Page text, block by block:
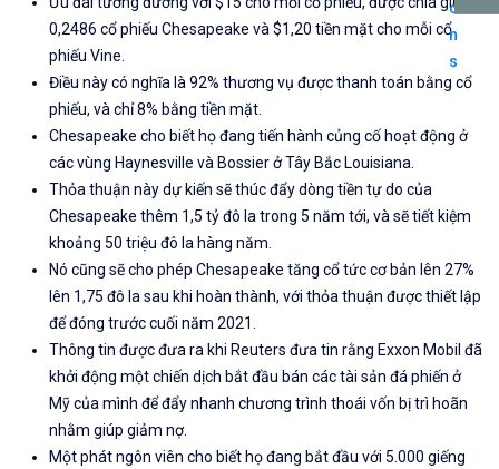
0,2486 cổ phiếu Chesapeake và $1,20 tiền mặt cho mỗi cổ
phiếu Vine.
Điều này có nghĩa là 92% thương vụ được thanh toán bằng cổ
phiếu, và chỉ 8% bằng tiền mặt.
Chesapeake cho biết họ đang tiến hành củng cố hoạt động ở
các vùng Haynesville và Bossier ở Tây Bắc Louisiana.
Thỏa thuận này dự kiến ​​sẽ thúc đẩy dòng tiền tự do của
Chesapeake thêm 1,5 tỷ đô la trong 5 năm tới, và sẽ tiết kiệm
khoảng 50 triệu đô la hàng năm.
Nó cũng sẽ cho phép Chesapeake tăng cổ tức cơ bản lên 27%
lên 1,75 đô la sau khi hoàn thành, với thỏa thuận được thiết lập
để đóng trước cuối năm 2021.
Thông tin được đưa ra khi Reuters đưa tin rằng Exxon Mobil đã
khởi động một chiến dịch bắt đầu bán các tài sản đá phiến ở
Mỹ của mình để đẩy nhanh chương trình thoái vốn bị trì hoãn
nhằm giúp giảm nợ.
Một phát ngôn viên cho biết họ đang bắt đầu với 5.000 giếng